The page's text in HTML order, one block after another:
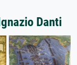
Danti